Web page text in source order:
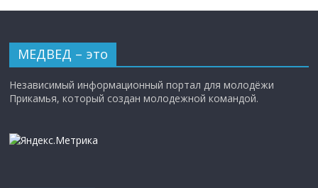
МЕДВЕД – это
Независимый информационный портал для молодёжи
Прикамья, который создан молодежной командой.